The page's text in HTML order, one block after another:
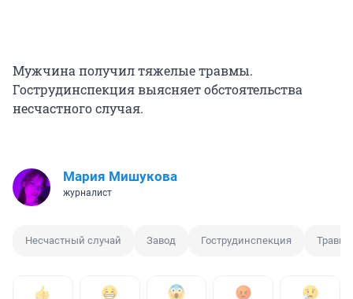
Мужчина получил тяжелые травмы.
Гострудинспекция выясняет обстоятельства
несчастного случая.
Мария Мишукова
журналист
Несчастный случай Завод Гострудинспекция Травма